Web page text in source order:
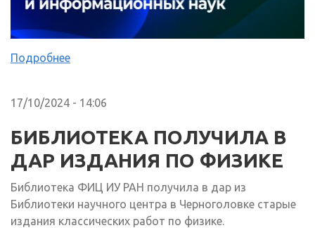
Подробнее
17/10/2024 - 14:06
БИБЛИОТЕКА ПОЛУЧИЛА В
ДАР ИЗДАНИЯ ПО ФИЗИКЕ
Библиотека ФИЦ ИУ РАН получила в дар из
Библиотеки научного центра в Черноголовке старые
издания классических работ по физике.